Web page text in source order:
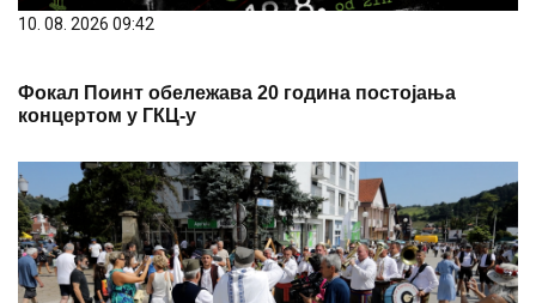
10. 08. 2026 09:42
Фокал Поинт обележава 20 година постојања
концертом у ГКЦ-у